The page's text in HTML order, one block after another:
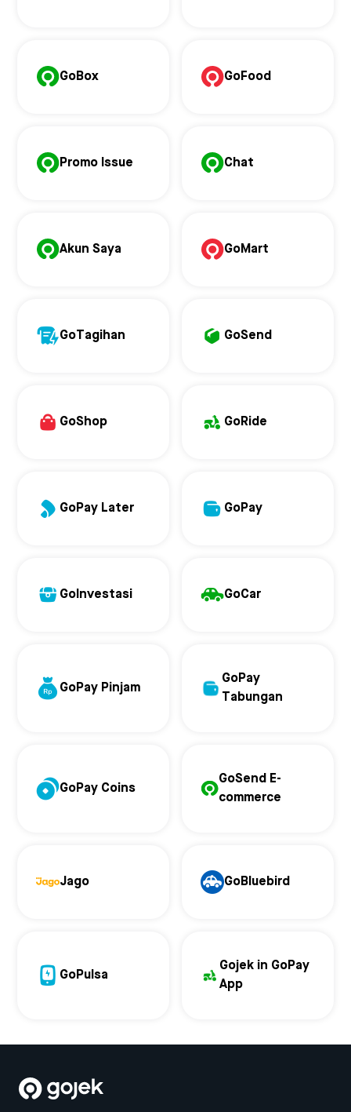
GoBox GoFood
Promo Issue Chat
Akun Saya GoMart
GoTagihan GoSend
GoShop GoRide
GoPay Later GoPay
GoInvestasi GoCar
GoPay Pinjam
GoPay
Tabungan
GoPay Coins
GoSend E-
commerce
Jago GoBluebird
GoPulsa
Gojek in GoPay
App